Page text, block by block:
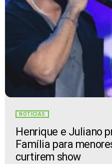
NOTÍCIAS
Henrique e Juliano
Família para
curtirem show